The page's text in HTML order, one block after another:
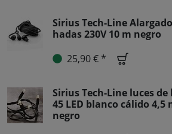
Sirius Tech-Line
hadas 230V 10 m negro
25,90 € *
Sirius Tech-Line luces
45 LED blanco cálido 4,5
negro